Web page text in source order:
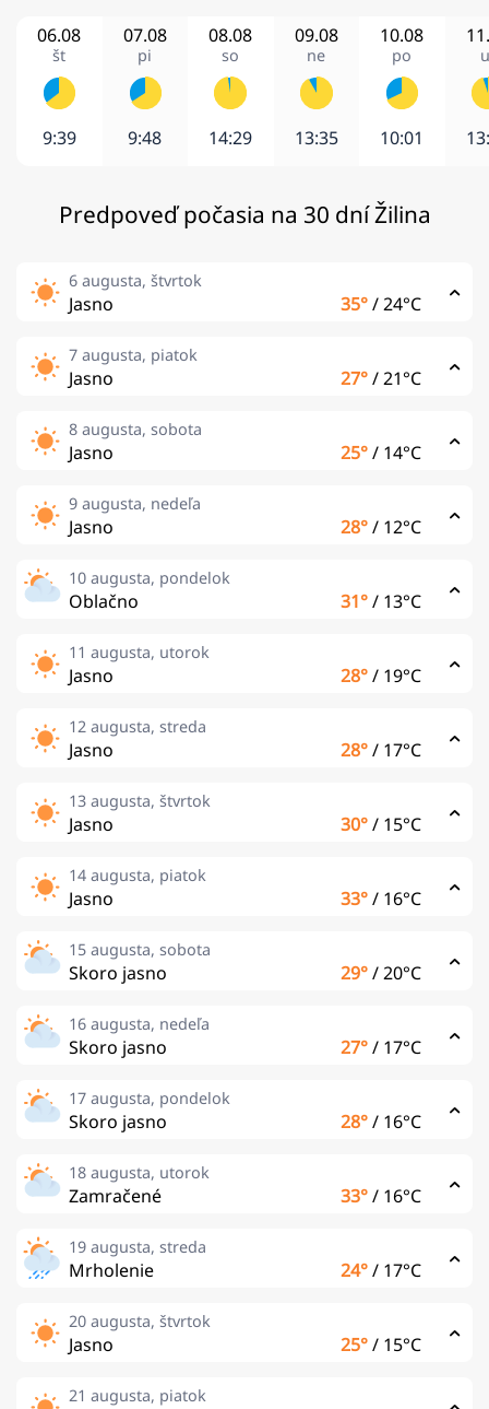
06.08
št
9:39
07.08
pi
9:48
08.08
so
14:29
09.08
ne
13:35
10.08
po
10:01
Predpoveď počasia na 30 dní Žilina
6 augusta, štvrtok
Jasno 35°/24°C
7 augusta, piatok
Jasno 27°/21°C
8 augusta, sobota
Jasno 25°/ 14°C
9 augusta, nedeľa
Jasno 28°/ 12°C
10 augusta, pondelok
Oblačno 31°/ 13°C
11 augusta, utorok
Jasno 28°/ 19°C
12 augusta, streda
Jasno 28°/ 17°C
13 augusta, štvrtok
Jasno 30°/ 15°C
14 augusta, piatok
Jasno 33°/ 16°C
15 augusta, sobota
Skoro jasno 29°/20°C
16 augusta, nedeľa
Skoro jasno 27°/ 17°C
17 augusta, pondelok
Skoro jasno 28°/ 16°C
18 augusta, utorok
Zamračené 33°/ 16°C
19 augusta, streda
Mrholenie 24°/ 17°C
20 augusta, štvrtok
Jasno 25°/ 15°C
21 augusta, piatok